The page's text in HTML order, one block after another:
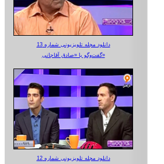
دانلود مجله تلویزیونی شماره 13
گفت‌وگو با «صادق آقاجانی»
دانلود مجله تلویزیونی شماره 12